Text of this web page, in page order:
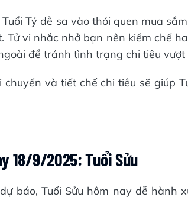
Tý dễ sa vào thói quen mua
vi nhắc nhở bạn nên kiềm chế
để tránh tình trạng chi tiêu vượt
và tiết chế chi tiêu sẽ giúp
18/9/2025: Tuổi Sửu
báo, Tuổi Sửu hôm nay dễ hành